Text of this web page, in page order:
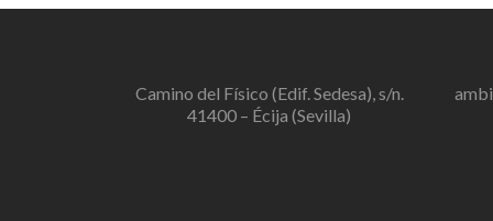
Camino del Físico (Edif. Sedesa), s/n.
41400 – Écija (Sevilla)